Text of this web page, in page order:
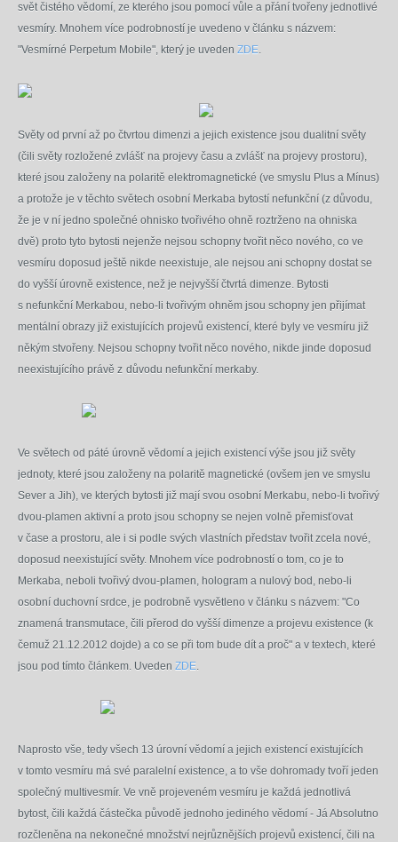
svět čistého vědomí, ze kterého jsou pomocí vůle a přání tvořeny jednotlivé
vesmíry. Mnohem více podrobností je uvedeno v článku s názvem:
"Vesmírné Perpetum Mobile", který je uveden ZDE.
Světy od první až po čtvrtou dimenzi a jejich existence jsou dualitní světy
(čili světy rozložené zvlášť na projevy času a zvlášť na projevy prostoru),
které jsou založeny na polaritě elektromagnetické (ve smyslu Plus a Mínus)
a protože je v těchto světech osobní Merkaba bytostí nefunkční (z důvodu,
že je v ní jedno společné ohnisko tvořivého ohně roztrženo na ohniska
dvě) proto tyto bytosti nejenže nejsou schopny tvořit něco nového, co ve
vesmíru doposud ještě nikde neexistuje, ale nejsou ani schopny dostat se
do vyšší úrovně existence, než je nejvyšší čtvrtá dimenze. Bytosti
s nefunkční Merkabou, nebo-li tvořivým ohněm jsou schopny jen přijímat
mentální obrazy již existujících projevů existencí, které byly ve vesmíru již
někým stvořeny. Nejsou schopny tvořit něco nového, nikde jinde doposud
neexistujícího právě z důvodu nefunkční merkaby.
Ve světech od páté úrovně vědomí a jejich existencí výše jsou již světy
jednoty, které jsou založeny na polaritě magnetické (ovšem jen ve smyslu
Sever a Jih), ve kterých bytosti již mají svou osobní Merkabu, nebo-li tvořivý
dvou-plamen aktivní a proto jsou schopny se nejen volně přemisťovat
v čase a prostoru, ale i si podle svých vlastních představ tvořit zcela nové,
doposud neexistující světy. Mnohem více podrobností o tom, co je to
Merkaba, neboli tvořivý dvou-plamen, hologram a nulový bod, nebo-li
osobní duchovní srdce, je podrobně vysvětleno v článku s názvem: "Co
znamená transmutace, čili přerod do vyšší dimenze a projevu existence (k
čemuž 21.12.2012 dojde) a co se při tom bude dít a proč" a v textech, které
jsou pod tímto článkem. Uveden ZDE.
Naprosto vše, tedy všech 13 úrovní vědomí a jejich existencí existujících
v tomto vesmíru má své paralelní existence, a to vše dohromady tvoří jeden
společný multivesmír. Ve vně projeveném vesmíru je každá jednotlivá
bytost, čili každá částečka původě jednoho jediného vědomí - Já Absolutno
rozčleněna na nekonečné množství nejrůznějších projevů existencí, čili na